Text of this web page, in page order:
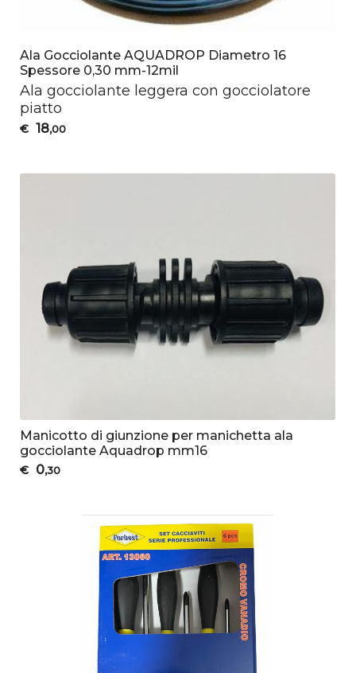
Ala Gocciolante AQUADROP Diametro 16
Spessore 0,30 mm-12mil
Ala gocciolante leggera con gocciolatore
piatto
€ 18,00
Manicotto di giunzione per manichetta ala
gocciolante Aquadrop mm16
€ 0,30